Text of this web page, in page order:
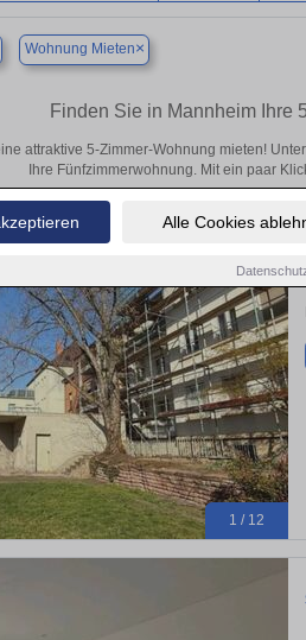
Alle Cookies
Wohnung Mieten×
Finden Sie in Mannheim Ihre
attraktive 5-Zimmer-Wohnung mieten!
Ihre Fünfzimmerwohnung. Mit ein paar
1 / 12